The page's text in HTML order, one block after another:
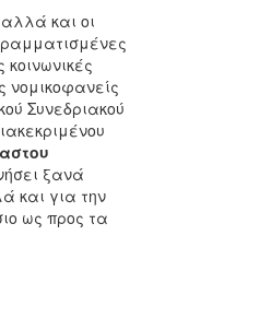
και οι
νομικοφανείς
Συνεδριακού
ξανά
και για την
ως προς τα